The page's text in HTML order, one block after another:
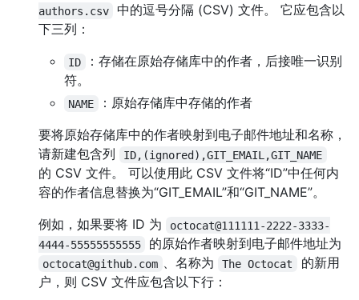
authors.csv
中的逗号分隔 (CSV) 文件。 它应包含以
下三列：
ID
：存储在原始存储库中的作者，后接唯一识别
符。
NAME
：原始存储库中存储的作者
要将原始存储库中的作者映射到电子邮件地址和名称，
请新建包含列
ID,(ignored),GIT_EMAIL,GIT_NAME
的 CSV 文件。 可以使用此 CSV 文件将“ID”中任何内
容的作者信息替换为“GIT_EMAIL”和“GIT_NAME”。
例如，如果要将 ID 为
octocat@111111-2222-3333-
4444-55555555555
的原始作者映射到电子邮件地址为
octocat@github.com 、名称为 The Octocat
的新用
户，则 CSV 文件应包含以下行：